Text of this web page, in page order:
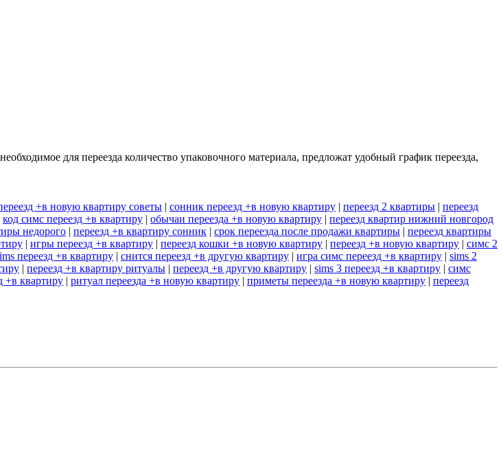
для переезда количество упаковочного материала, предложат удобный график переезда,
+в новую квартиру советы | сонник переезд +в новую квартиру | переезд 2 квартиры | переезд
код симс переезд +в квартиру | обычаи переезда +в новую квартиру | переезд квартир нижний новгород
недорого | переезд +в квартиру сонник | срок переезда после продажи квартиры | переезд квартиры
| игры переезд +в квартиру | переезд кошки +в новую квартиру | переезд +в новую квартиру | симс 2
переезд +в квартиру | снится переезд +в другую квартиру | игра симс переезд +в квартиру | sims 2
| переезд +в квартиру ритуалы | переезд +в другую квартиру | sims 3 переезд +в квартиру | симс
+в квартиру | ритуал переезда +в новую квартиру | приметы переезда +в новую квартиру | переезд